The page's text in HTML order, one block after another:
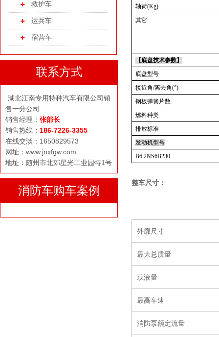
救护车
运兵车
宿营车
联系方式
湖北江南专用特种汽车有限公司销
售一分公司
销售经理： 张部长
销售热线： 186-7226-3355
在线交淡：1650829573
网址：www.jnxfgw.com
地址：随州市北郊星光工业园特1号
消防车购车案例
轴荷(Kg)
其它
【底盘技术参数】
底盘型号
接近角/离去角(°)
钢板弹簧片数
燃料种类
排放标准
发动机型号
B6.2NS6B230
整车尺寸：
外廓尺寸
最大总质量
载液量
最高车速
消防泵额定流量